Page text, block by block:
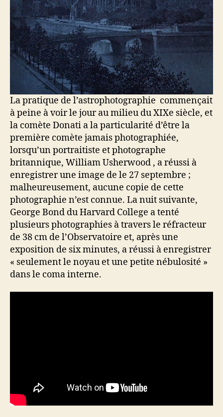
La pratique de l’astrophotographie commençait
à peine à voir le jour au milieu du XIXe siècle, et
la comète Donati a la particularité d’être la
première comète jamais photographiée,
lorsqu’un portraitiste et photographe
britannique, William Usherwood , a réussi à
enregistrer une image de le 27 septembre ;
malheureusement, aucune copie de cette
photographie n’est connue. La nuit suivante,
George Bond du Harvard College a tenté
plusieurs photographies à travers le réfracteur
de 38 cm de l’Observatoire et, après une
exposition de six minutes, a réussi à enregistrer
« seulement le noyau et une petite nébulosité »
dans le coma interne.